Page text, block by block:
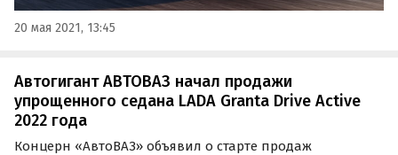
20 мая 2021, 13:45
Автогигант АВТОВАЗ начал продажи
упрощенного седана LADA Granta Drive Active
2022 года
Концерн «АвтоВАЗ» объявил о старте продаж